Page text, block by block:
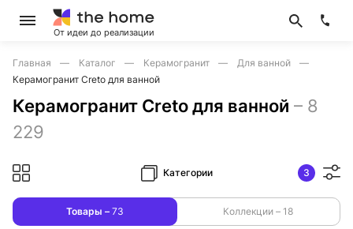
От идеи до реализации
Главная Каталог Керамогранит
Для ванной
Керамогранит Creto для ванной
Керамогранит Creto для ванной – 8
229
Категории 3
Товары – 73 Коллекции – 18